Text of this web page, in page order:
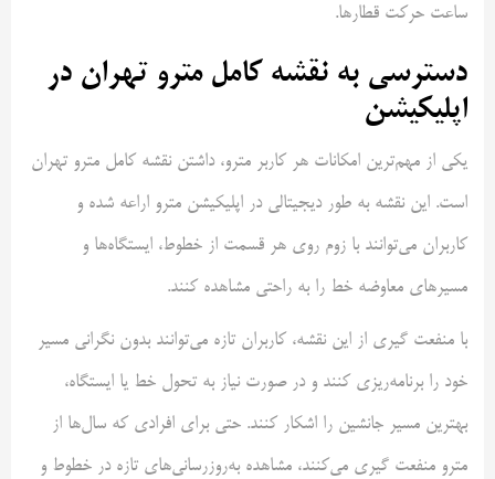
ساعت حرکت قطارها.
دسترسی به نقشه کامل مترو تهران در
اپلیکیشن
یکی از مهم‌ترین امکانات هر کاربر مترو، داشتن نقشه کامل مترو تهران
است. این نقشه به طور دیجیتالی در اپلیکیشن مترو اراعه شده و
کاربران می‌توانند با زوم روی هر قسمت از خطوط، ایستگاه‌ها و
مسیرهای معاوضه خط را به راحتی مشاهده کنند.
با منفعت گیری از این نقشه، کاربران تازه می‌توانند بدون نگرانی مسیر
خود را برنامه‌ریزی کنند و در صورت نیاز به تحول خط یا ایستگاه،
بهترین مسیر جانشین را اشکار کنند. حتی برای افرادی که سال‌ها از
مترو منفعت گیری می‌کنند، مشاهده به‌روزرسانی‌های تازه در خطوط و